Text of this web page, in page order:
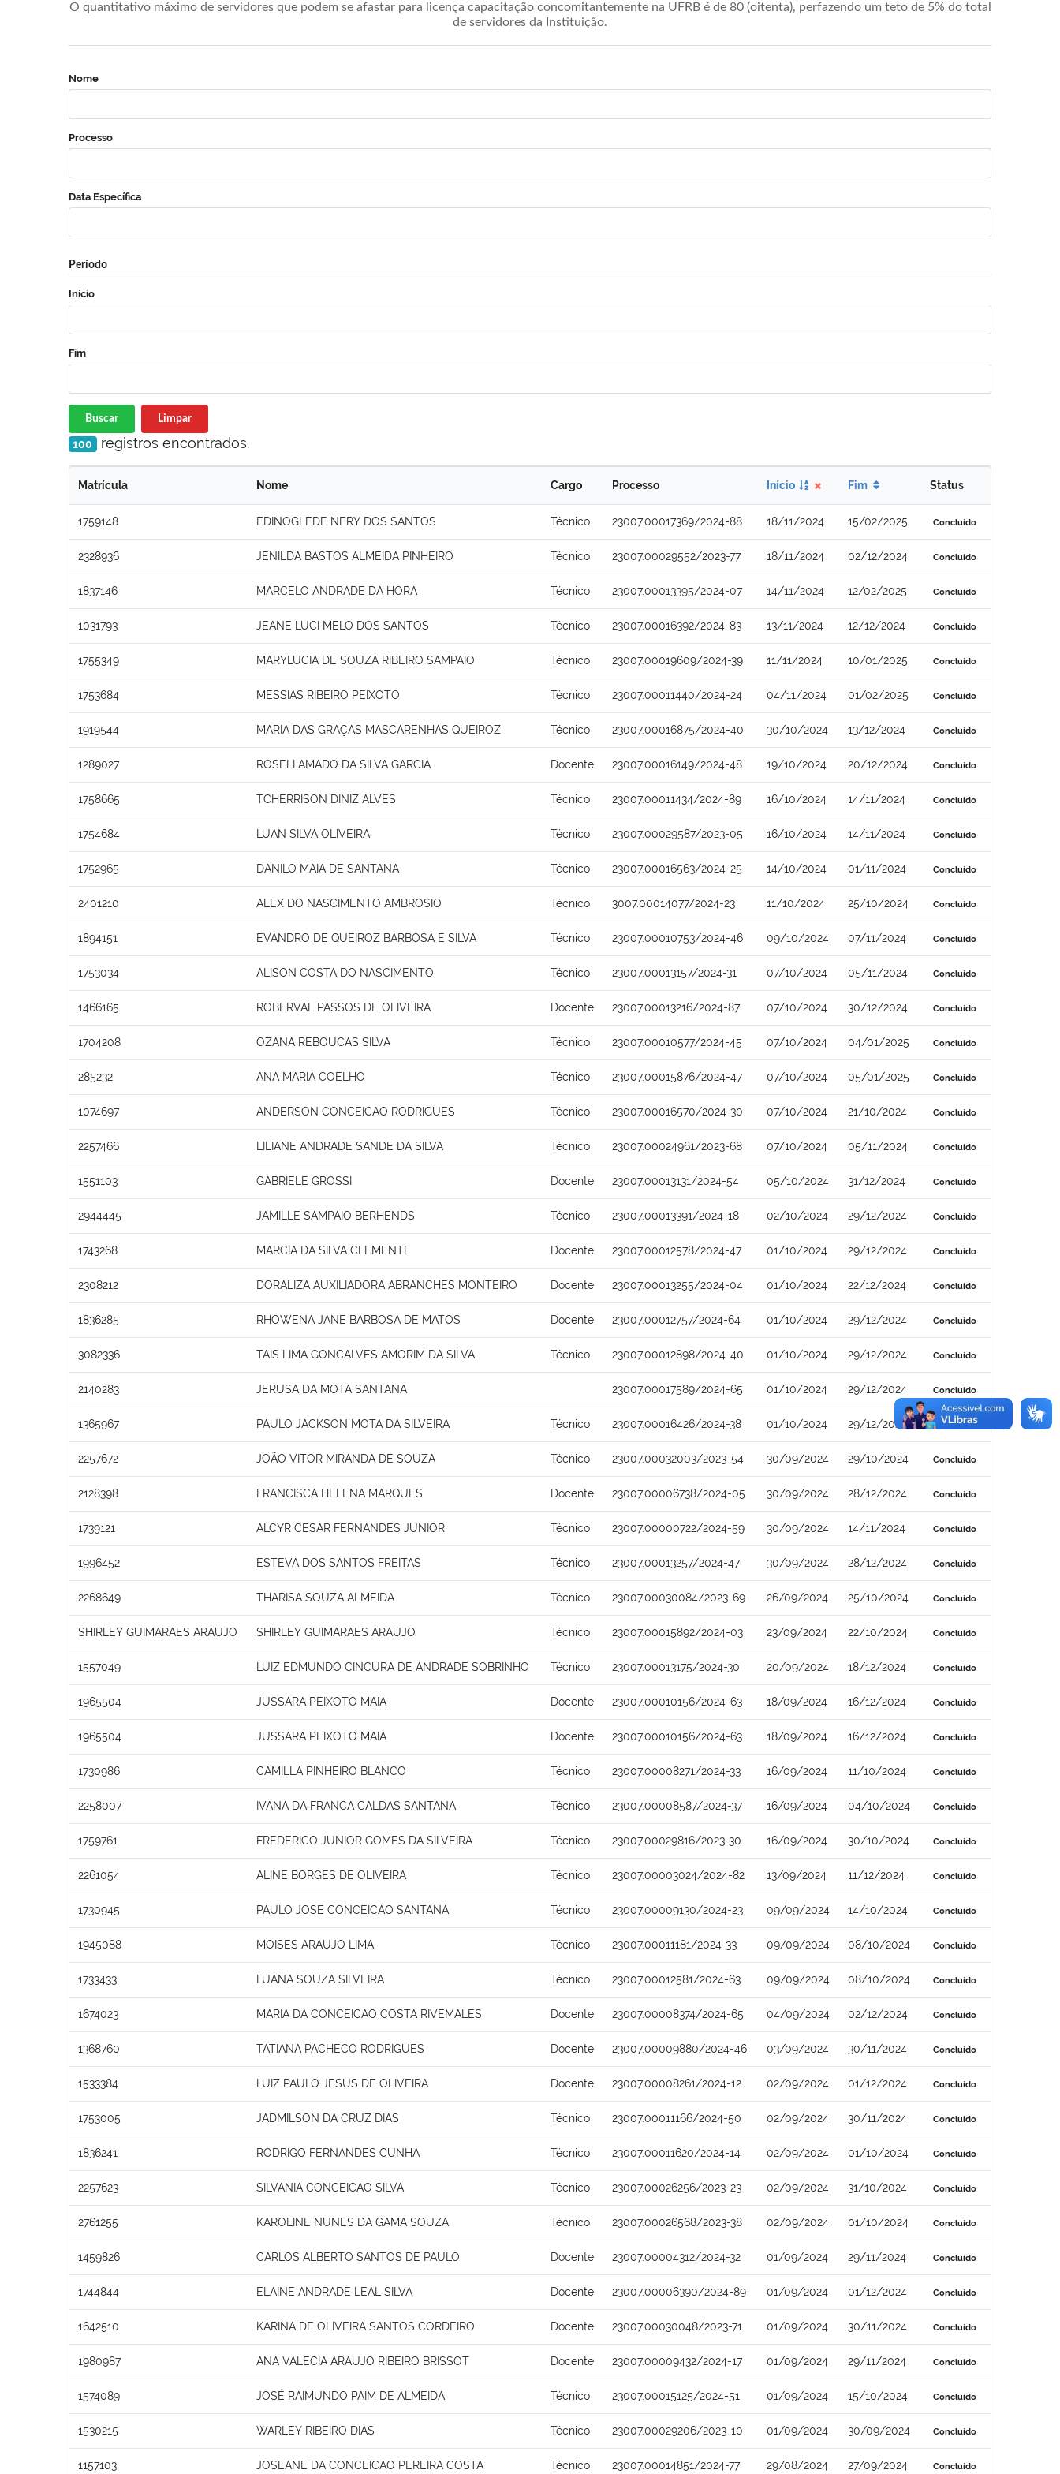
O quantitativo máximo de servidores que podem se afastar para licença capacitação concomitantemente na UFRB é de 80 (oitenta), perfazendo um teto de 5% do total
de servidores da Instituição.
Nome
Processo
Data Específica
Período
Início
Fim
Buscar Limpar
100 registros encontrados.
Matrícula Nome Cargo Processo Início Fim Status
1759148 EDINOGLEDE NERY DOS SANTOS Técnico 23007.00017369/2024-88 18/11/2024 15/02/2025 Concluído
2328936 JENILDA BASTOS ALMEIDA PINHEIRO Técnico 23007.00029552/2023-77 18/11/2024 02/12/2024 Concluído
1837146 MARCELO ANDRADE DA HORA Técnico 23007.00013395/2024-07 14/11/2024 12/02/2025 Concluído
1031793 JEANE LUCI MELO DOS SANTOS Técnico 23007.00016392/2024-83 13/11/2024 12/12/2024 Concluído
1755349 MARYLUCIA DE SOUZA RIBEIRO SAMPAIO Técnico 23007.00019609/2024-39 11/11/2024 10/01/2025 Concluído
1753684 MESSIAS RIBEIRO PEIXOTO Técnico 23007.00011440/2024-24 04/11/2024 01/02/2025 Concluído
1919544 MARIA DAS GRAÇAS MASCARENHAS QUEIROZ Técnico 23007.00016875/2024-40 30/10/2024 13/12/2024 Concluído
1289027 ROSELI AMADO DA SILVA GARCIA Docente 23007.00016149/2024-48 19/10/2024 20/12/2024 Concluído
1758665 TCHERRISON DINIZ ALVES Técnico 23007.00011434/2024-89 16/10/2024 14/11/2024 Concluído
1754684 LUAN SILVA OLIVEIRA Técnico 23007.00029587/2023-05 16/10/2024 14/11/2024 Concluído
1752965 DANILO MAIA DE SANTANA Técnico 23007.00016563/2024-25 14/10/2024 01/11/2024 Concluído
2401210 ALEX DO NASCIMENTO AMBROSIO Técnico 3007.00014077/2024-23 11/10/2024 25/10/2024 Concluído
1894151 EVANDRO DE QUEIROZ BARBOSA E SILVA Técnico 23007.00010753/2024-46 09/10/2024 07/11/2024 Concluído
1753034 ALISON COSTA DO NASCIMENTO Técnico 23007.00013157/2024-31 07/10/2024 05/11/2024 Concluído
1466165 ROBERVAL PASSOS DE OLIVEIRA Docente 23007.00013216/2024-87 07/10/2024 30/12/2024 Concluído
1704208 OZANA REBOUCAS SILVA Técnico 23007.00010577/2024-45 07/10/2024 04/01/2025 Concluído
285232 ANA MARIA COELHO Técnico 23007.00015876/2024-47 07/10/2024 05/01/2025 Concluído
1074697 ANDERSON CONCEICAO RODRIGUES Técnico 23007.00016570/2024-30 07/10/2024 21/10/2024 Concluído
2257466 LILIANE ANDRADE SANDE DA SILVA Técnico 23007.00024961/2023-68 07/10/2024 05/11/2024 Concluído
1551103 GABRIELE GROSSI Docente 23007.00013131/2024-54 05/10/2024 31/12/2024 Concluído
2944445 JAMILLE SAMPAIO BERHENDS Técnico 23007.00013391/2024-18 02/10/2024 29/12/2024 Concluído
1743268 MARCIA DA SILVA CLEMENTE Docente 23007.00012578/2024-47 01/10/2024 29/12/2024 Concluído
2308212 DORALIZA AUXILIADORA ABRANCHES MONTEIRO Docente 23007.00013255/2024-04 01/10/2024 22/12/2024 Concluído
1836285 RHOWENA JANE BARBOSA DE MATOS Docente 23007.00012757/2024-64 01/10/2024 29/12/2024 Concluído
3082336 TAIS LIMA GONCALVES AMORIM DA SILVA Técnico 23007.00012898/2024-40 01/10/2024 29/12/2024 Concluído
2140283 JERUSA DA MOTA SANTANA 23007.00017589/2024-65 01/10/2024 29/12/2024 Concluído
1365967 PAULO JACKSON MOTA DA SILVEIRA Técnico 23007.00016426/2024-38 01/10/2024 29/12/2024 Concluído
2257672 JOÃO VITOR MIRANDA DE SOUZA Técnico 23007.00032003/2023-54 30/09/2024 29/10/2024 Concluído
2128398 FRANCISCA HELENA MARQUES Docente 23007.00006738/2024-05 30/09/2024 28/12/2024 Concluído
1739121 ALCYR CESAR FERNANDES JUNIOR Técnico 23007.00000722/2024-59 30/09/2024 14/11/2024 Concluído
1996452 ESTEVA DOS SANTOS FREITAS Técnico 23007.00013257/2024-47 30/09/2024 28/12/2024 Concluído
2268649 THARISA SOUZA ALMEIDA Técnico 23007.00030084/2023-69 26/09/2024 25/10/2024 Concluído
SHIRLEY GUIMARAES ARAUJO SHIRLEY GUIMARAES ARAUJO Técnico 23007.00015892/2024-03 23/09/2024 22/10/2024 Concluído
1557049 LUIZ EDMUNDO CINCURA DE ANDRADE SOBRINHO Técnico 23007.00013175/2024-30 20/09/2024 18/12/2024 Concluído
1965504 JUSSARA PEIXOTO MAIA Docente 23007.00010156/2024-63 18/09/2024 16/12/2024 Concluído
1965504 JUSSARA PEIXOTO MAIA Docente 23007.00010156/2024-63 18/09/2024 16/12/2024 Concluído
1730986 CAMILLA PINHEIRO BLANCO Técnico 23007.00008271/2024-33 16/09/2024 11/10/2024 Concluído
2258007 IVANA DA FRANCA CALDAS SANTANA Técnico 23007.00008587/2024-37 16/09/2024 04/10/2024 Concluído
1759761 FREDERICO JUNIOR GOMES DA SILVEIRA Técnico 23007.00029816/2023-30 16/09/2024 30/10/2024 Concluído
2261054 ALINE BORGES DE OLIVEIRA Técnico 23007.00003024/2024-82 13/09/2024 11/12/2024 Concluído
1730945 PAULO JOSE CONCEICAO SANTANA Técnico 23007.00009130/2024-23 09/09/2024 14/10/2024 Concluído
1945088 MOISES ARAUJO LIMA Técnico 23007.00011181/2024-33 09/09/2024 08/10/2024 Concluído
1733433 LUANA SOUZA SILVEIRA Técnico 23007.00012581/2024-63 09/09/2024 08/10/2024 Concluído
1674023 MARIA DA CONCEICAO COSTA RIVEMALES Docente 23007.00008374/2024-65 04/09/2024 02/12/2024 Concluído
1368760 TATIANA PACHECO RODRIGUES Docente 23007.00009880/2024-46 03/09/2024 30/11/2024 Concluído
1533384 LUIZ PAULO JESUS DE OLIVEIRA Docente 23007.00008261/2024-12 02/09/2024 01/12/2024 Concluído
1753005 JADMILSON DA CRUZ DIAS Técnico 23007.00011166/2024-50 02/09/2024 30/11/2024 Concluído
1836241 RODRIGO FERNANDES CUNHA Técnico 23007.00011620/2024-14 02/09/2024 01/10/2024 Concluído
2257623 SILVANIA CONCEICAO SILVA Técnico 23007.00026256/2023-23 02/09/2024 31/10/2024 Concluído
2761255 KAROLINE NUNES DA GAMA SOUZA Técnico 23007.00026568/2023-38 02/09/2024 01/10/2024 Concluído
1459826 CARLOS ALBERTO SANTOS DE PAULO Docente 23007.00004312/2024-32 01/09/2024 29/11/2024 Concluído
1744844 ELAINE ANDRADE LEAL SILVA Docente 23007.00006390/2024-89 01/09/2024 01/12/2024 Concluído
1642510 KARINA DE OLIVEIRA SANTOS CORDEIRO Docente 23007.00030048/2023-71 01/09/2024 30/11/2024 Concluído
1980987 ANA VALECIA ARAUJO RIBEIRO BRISSOT Docente 23007.00009432/2024-17 01/09/2024 29/11/2024 Concluído
1574089 JOSÉ RAIMUNDO PAIM DE ALMEIDA Técnico 23007.00015125/2024-51 01/09/2024 15/10/2024 Concluído
1530215 WARLEY RIBEIRO DIAS Técnico 23007.00029206/2023-10 01/09/2024 30/09/2024 Concluído
1157103 JOSEANE DA CONCEICAO PEREIRA COSTA Técnico 23007.00014851/2024-77 29/08/2024 27/09/2024 Concluído